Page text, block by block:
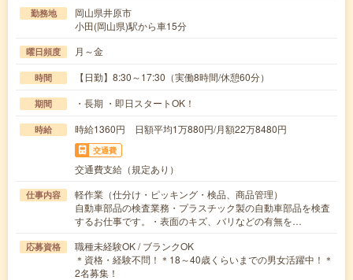
勤務地
岡山県井原市
小田(岡山県)駅から車15分
曜日頻度 月～金
時間 【日勤】8:30～17:30（実働8時間/休憩60分）
期間 ・長期 ・即日スタートOK！
時給 時給1360円 日額平均1万880円/月額22万8480円
交通費
交通費支給（規定あり）
仕事内容
軽作業（仕分け・ピッキング・検品、商品管理）
自動車部品の検査業務・プラスチック製の自動車部品を検査
するお仕事です。・表面のキズ、バリなどの有無を…
応募資格
職種未経験OK / ブランクOK
＊資格・経験不問！＊18～40歳くらいまでの男女活躍中！＊
2名募集！